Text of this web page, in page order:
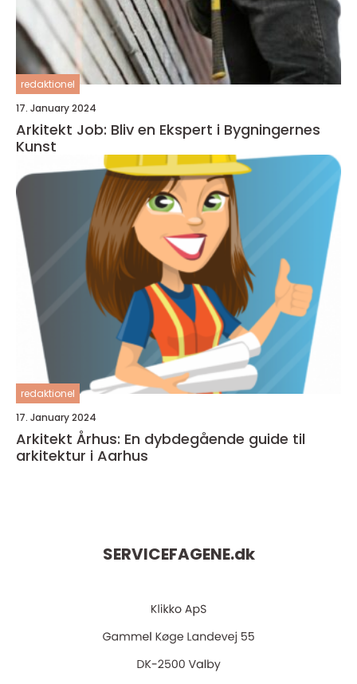
redaktionel
17. January 2024
Arkitekt Job: Bliv en Ekspert i Bygningernes
Kunst
redaktionel
17. January 2024
Arkitekt Århus: En dybdegående guide til
arkitektur i Aarhus
SERVICEFAGENE.dk